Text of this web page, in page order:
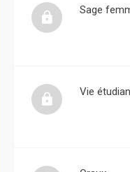
Sage
Vie